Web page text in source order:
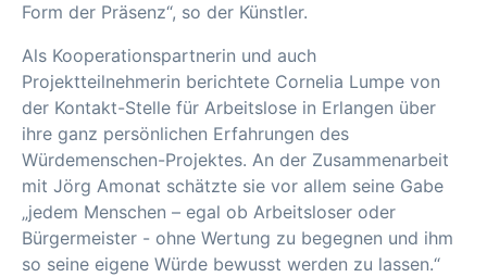
Form der Präsenz“, so der Künstler.
Als Kooperationspartnerin und auch
Projektteilnehmerin berichtete Cornelia Lumpe von
der Kontakt-Stelle für Arbeitslose in Erlangen über
ihre ganz persönlichen Erfahrungen des
Würdemenschen-Projektes. An der Zusammenarbeit
mit Jörg Amonat schätzte sie vor allem seine Gabe
„jedem Menschen – egal ob Arbeitsloser oder
Bürgermeister - ohne Wertung zu begegnen und ihm
so seine eigene Würde bewusst werden zu lassen.“